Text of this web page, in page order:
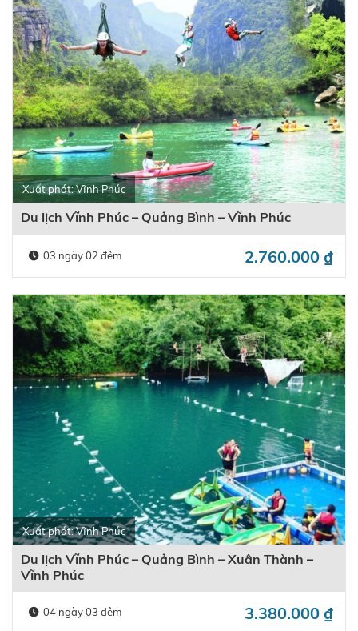
Xuất phát: Vĩnh Phúc
Du lịch Vĩnh Phúc – Quảng Bình – Vĩnh Phúc
2.760.000 ₫
03 ngày 02 đêm
Xuất phát: Vĩnh Phúc
Du lịch Vĩnh Phúc – Quảng Bình – Xuân Thành –
Vĩnh Phúc
3.380.000 ₫
04 ngày 03 đêm